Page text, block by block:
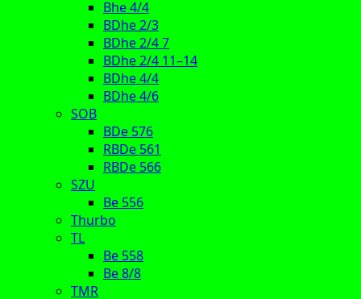
Bhe 4/4
BDhe 2/3
BDhe 2/4 7
BDhe 2/4 11–14
BDhe 4/4
BDhe 4/6
SOB
BDe 576
RBDe 561
RBDe 566
SZU
Be 556
Thurbo
TL
Be 558
Be 8/8
TMR